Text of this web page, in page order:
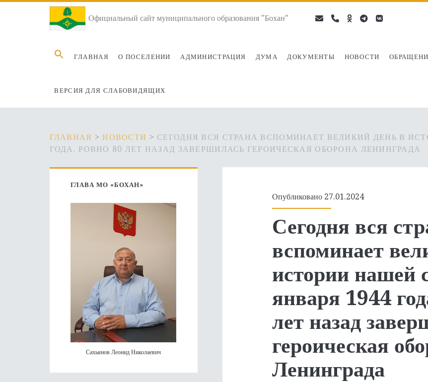
Официальный сайт муниципального образования "Бохан"
Search
for:
ГЛАВНАЯ О ПОСЕЛЕНИИ АДМИНИСТРАЦИЯ ДУМА ДОКУМЕНТЫ НОВОСТИ
ВЕРСИЯ ДЛЯ СЛАБОВИДЯЩИХ
emailphone
ok- telegram
vk
ГЛАВНАЯ >НОВОСТИ > СЕГОДНЯ ВСЯ СТРАНА ВСПОМИНАЕТ ВЕЛИКИЙ ДЕНЬ В
ГОДА. РОВНО 80 ЛЕТ НАЗАД ЗАВЕРШИЛАСЬ ГЕРОИЧЕСКАЯ ОБОРОНА ЛЕНИНГРАДА
Опубликовано 27.01.2024
Сегодня вся
вспоминает
истории нашей
января 1944
лет назад
героическая
Ленинграда
Основная
боковая
ГЛАВА МО «БОХАН»
Сахьянов Леонид Николаевич